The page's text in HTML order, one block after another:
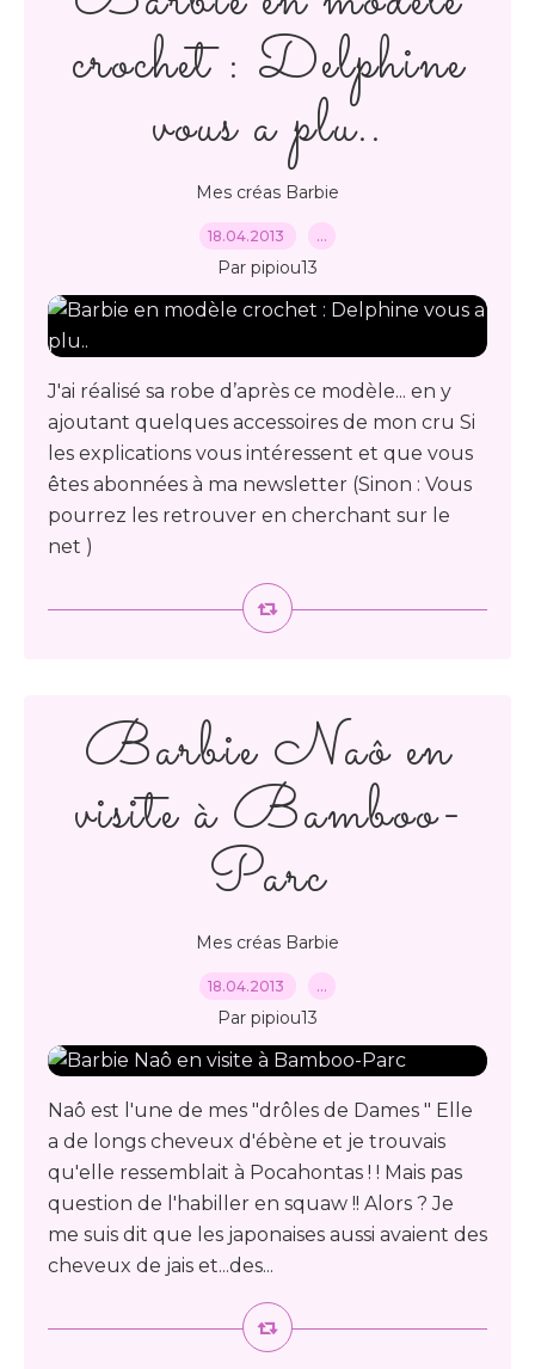
crochet : Delphine
vous a plu..
Mes créas Barbie
18.04.2013 …
Par pipiou13
J'ai réalisé sa robe d’après ce modèle... en y
ajoutant quelques accessoires de mon cru Si
les explications vous intéressent et que vous
êtes abonnées à ma newsletter (Sinon : Vous
pourrez les retrouver en cherchant sur le
net )
Barbie Naô en
visite à Bamboo-
Parc
Mes créas Barbie
18.04.2013 …
Par pipiou13
Naô est l'une de mes "drôles de Dames " Elle
a de longs cheveux d'ébène et je trouvais
qu'elle ressemblait à Pocahontas ! ! Mais pas
question de l'habiller en squaw !! Alors ? Je
me suis dit que les japonaises aussi avaient des
cheveux de jais et...des...